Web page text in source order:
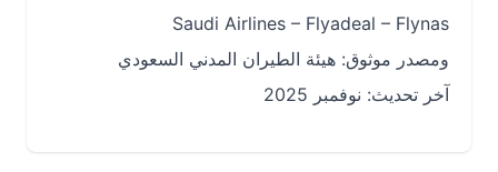
Saudi Airlines – Flyadeal – Flynas
ومصدر موثوق: هيئة الطيران المدني السعودي
آخر تحديث: نوفمبر 2025